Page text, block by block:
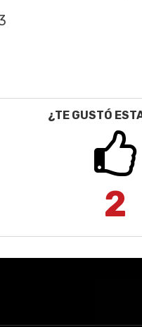
¿TE GUSTÓ
2